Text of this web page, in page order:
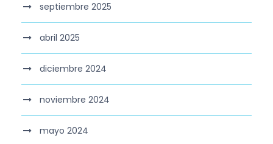
septiembre 2025
abril 2025
diciembre 2024
noviembre 2024
mayo 2024